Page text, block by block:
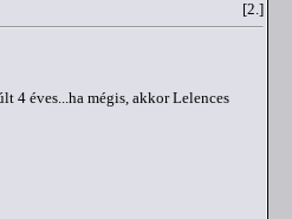
[2.]
4 éves...ha mégis, akkor Lelences